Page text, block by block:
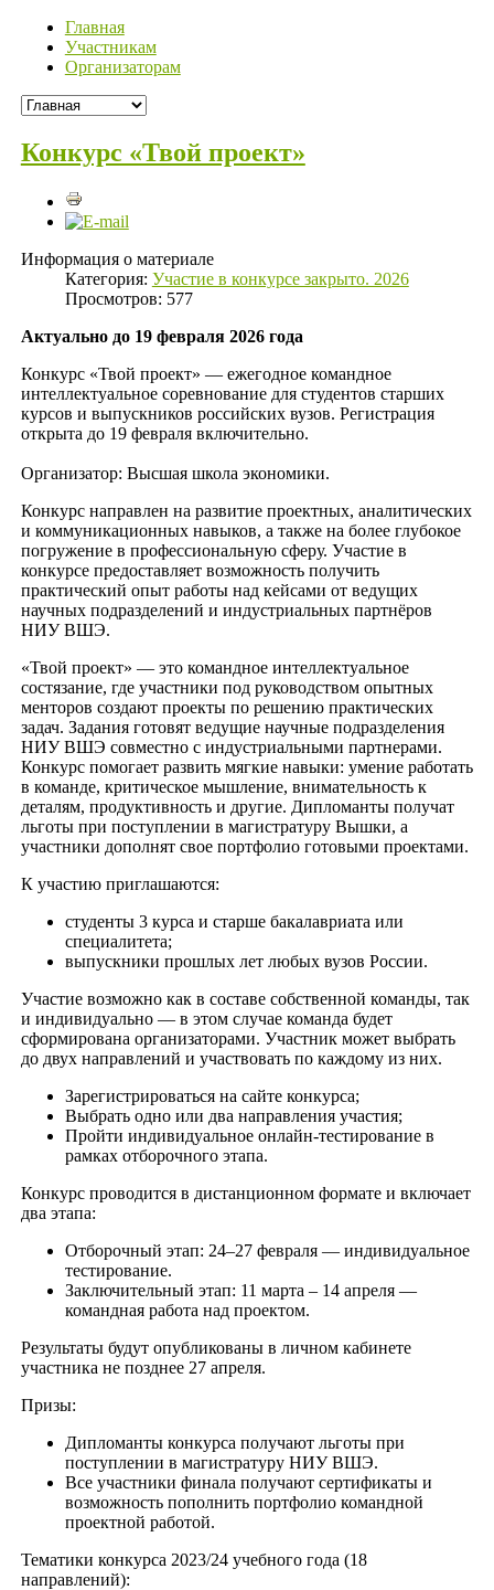
Главная
Участникам
Организаторам
Конкурс «Твой проект»
Информация о материале
Категория: Участие в конкурсе закрыто. 2026
Просмотров: 577
Актуально до 19 февраля 2026 года
Конкурс «Твой проект» — ежегодное командное
интеллектуальное соревнование для студентов старших
курсов и выпускников российских вузов. Регистрация
открыта до 19 февраля включительно.
Организатор: Высшая школа экономики.
Конкурс направлен на развитие проектных, аналитических
и коммуникационных навыков, а также на более глубокое
погружение в профессиональную сферу. Участие в
конкурсе предоставляет возможность получить
практический опыт работы над кейсами от ведущих
научных подразделений и индустриальных партнёров
НИУ ВШЭ.
«Твой проект» — это командное интеллектуальное
состязание, где участники под руководством опытных
менторов создают проекты по решению практических
задач. Задания готовят ведущие научные подразделения
НИУ ВШЭ совместно с индустриальными партнерами.
Конкурс помогает развить мягкие навыки: умение работать
в команде, критическое мышление, внимательность к
деталям, продуктивность и другие. Дипломанты получат
льготы при поступлении в магистратуру Вышки, а
участники дополнят свое портфолио готовыми проектами.
К участию приглашаются:
студенты 3 курса и старше бакалавриата или
специалитета;
выпускники прошлых лет любых вузов России.
Участие возможно как в составе собственной команды, так
и индивидуально — в этом случае команда будет
сформирована организаторами. Участник может выбрать
до двух направлений и участвовать по каждому из них.
Зарегистрироваться на сайте конкурса;
Выбрать одно или два направления участия;
Пройти индивидуальное онлайн-тестирование в
рамках отборочного этапа.
Конкурс проводится в дистанционном формате и включает
два этапа:
Отборочный этап: 24–27 февраля — индивидуальное
тестирование.
Заключительный этап: 11 марта – 14 апреля —
командная работа над проектом.
Результаты будут опубликованы в личном кабинете
участника не позднее 27 апреля.
Призы:
Дипломанты конкурса получают льготы при
поступлении в магистратуру НИУ ВШЭ.
Все участники финала получают сертификаты и
возможность пополнить портфолио командной
проектной работой.
Тематики конкурса 2023/24 учебного года (18
направлений):